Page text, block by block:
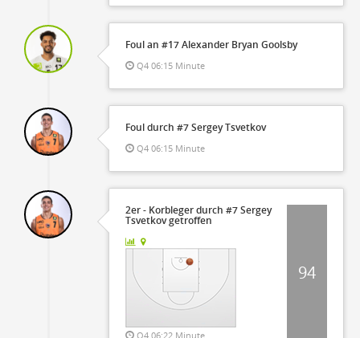
Foul an #17 Alexander Bryan Goolsby
Q4 06:15 Minute
Foul durch #7 Sergey Tsvetkov
Q4 06:15 Minute
2er - Korbleger durch #7 Sergey
Tsvetkov getroffen
Q4 06:22 Minute
94